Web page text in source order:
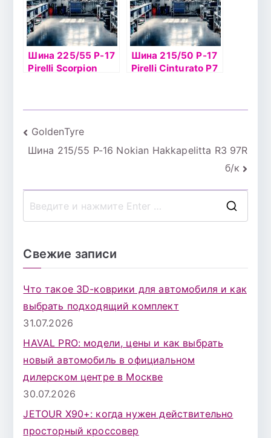
Шина 225/55 Р-17
Pirelli Scorpion
Шина 215/50 Р-17
Pirelli Cinturato P7
Навигация
по
записям
GoldenTyre
Шина 215/55 Р-16 Nokian Hakkapelitta R3 97R
б/к
Свежие записи
Что такое 3D-коврики для автомобиля и как
выбрать подходящий комплект
31.07.2026
HAVAL PRO: модели, цены и как выбрать
новый автомобиль в официальном
дилерском центре в Москве
30.07.2026
JETOUR X90+: когда нужен действительно
просторный кроссовер